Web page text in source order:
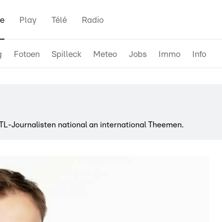
Play Télé Radio
Fotoen Spilleck Meteo Jobs Immo Info
Journalisten national an international Theemen.